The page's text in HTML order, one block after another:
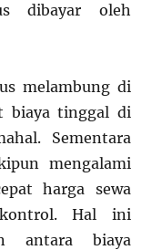
dibayar oleh
melambung di
biaya tinggal di
Sementara
mengalami
harga sewa
Hal ini
antara biaya